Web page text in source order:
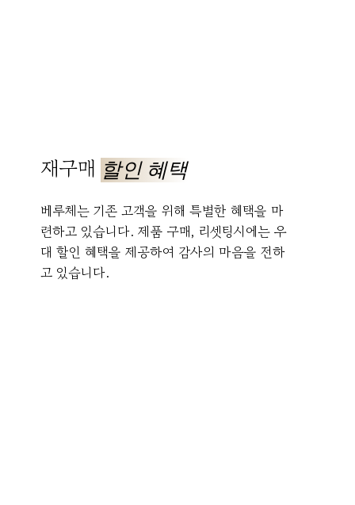
재구매할인 혜택
베루체는 기존 고객을 위해 특별한 혜택을 마
련하고 있습니다. 제품 구매, 리셋팅시에는 우
대 할인 혜택을 제공하여 감사의 마음을 전하
고 있습니다.